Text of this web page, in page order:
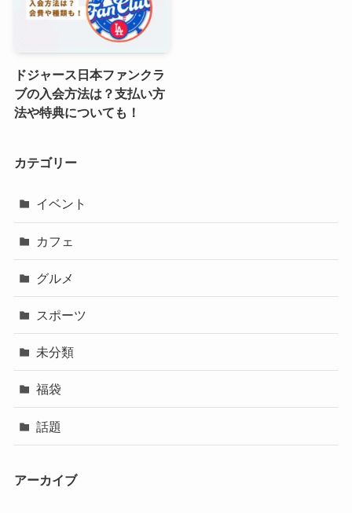
ドジャース日本ファンクラ
ブの入会方法は？支払い方
法や特典についても！
カテゴリー
イベント
カフェ
グルメ
スポーツ
未分類
福袋
話題
アーカイブ